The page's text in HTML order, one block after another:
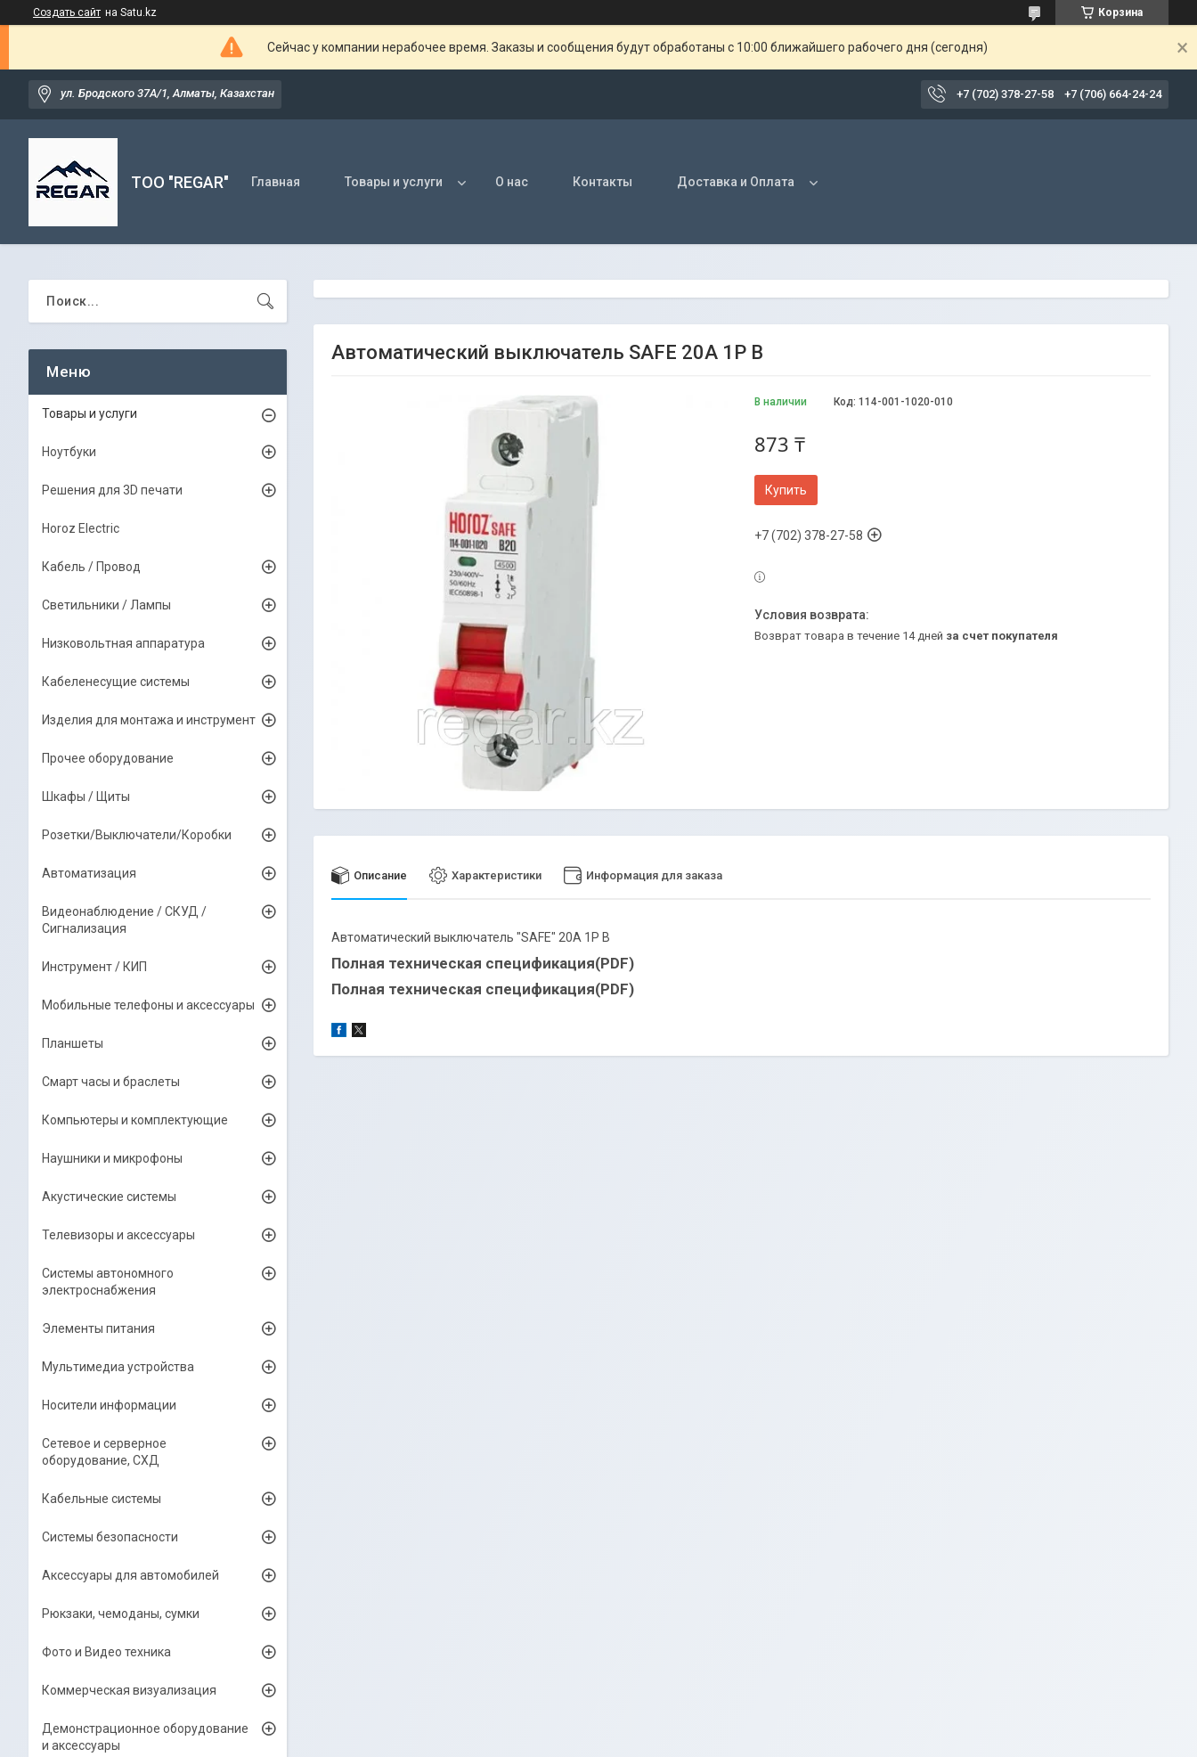
Создать сайт на Satu.kz Корзина
Сейчас у компании нерабочее время. Заказы и сообщения будут обработаны с 10:00 ближайшего рабочего дня (сегодня)
ул. Бродского 37А/1, Алматы, Казахстан +7 (702) 378-27-58 +7 (706) 664-24-24
TOO "REGAR" Главная Товары и услуги О нас Контакты Доставка и Оплата
Автоматический выключатель SAFE 20А 1P В
В наличии Код: 114-001-1020-010
873 ₸
Купить
+7 (702) 378-27-58
возврат товара в течение 14 дней за счет покупателя
Описание Характеристики Информация для заказа
Автоматический выключатель "SAFE" 20А 1P В
Полная техническая спецификация(PDF)
Полная техническая спецификация(PDF)
Товары и услуги
Ноутбуки
Решения для 3D печати
Horoz Electric
Кабель / Провод
Светильники / Лампы
Низковольтная аппаратура
Кабеленесущие системы
Изделия для монтажа и инструмент
Прочее оборудование
Шкафы / Щиты
Розетки/Выключатели/Коробки
Автоматизация
Видеонаблюдение / СКУД /
Сигнализация
Инструмент / КИП
Мобильные телефоны и аксессуары
Планшеты
Смарт часы и браслеты
Компьютеры и комплектующие
Наушники и микрофоны
Акустические системы
Телевизоры и аксессуары
Системы автономного
электроснабжения
Элементы питания
Мультимедиа устройства
Носители информации
Сетевое и серверное
оборудование, СХД
Кабельные системы
Системы безопасности
Аксессуары для автомобилей
Рюкзаки, чемоданы, сумки
Фото и Видео техника
Коммерческая визуализация
Демонстрационное оборудование
и аксессуары